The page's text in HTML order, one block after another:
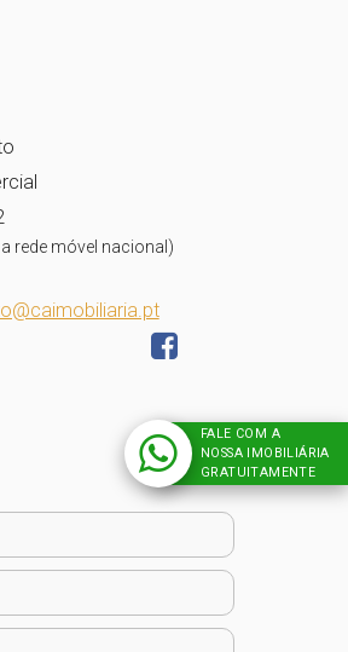
rede móvel nacional)
FALE COM A
NOSSA IMOBILIÁRIA
GRATUITAMENTE